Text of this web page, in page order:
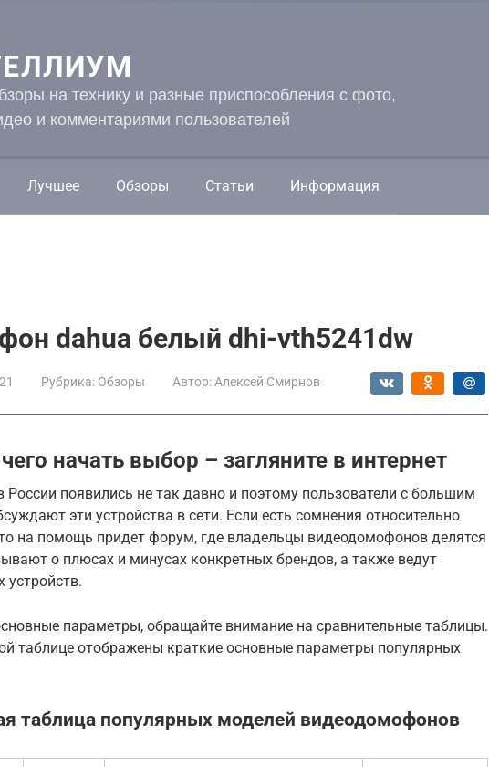
на технику и разные приспособления с фото,
и комментариями пользователей
Лучшее Обзоры Статьи Информация
dahua белый dhi-vth5241dw
Рубрика: Обзоры Автор: Алексей Смирнов
начать выбор – загляните в интернет
появились не так давно и поэтому пользователи с большим
эти устройства в сети. Если есть сомнения относительно
на помощь придет форум, где владельцы видеодомофонов делятся
о плюсах и минусах конкретных брендов, а также ведут
устройств.
параметры, обращайте внимание на сравнительные таблицы.
таблице отображены краткие основные параметры популярных
таблица популярных моделей видеодомофонов